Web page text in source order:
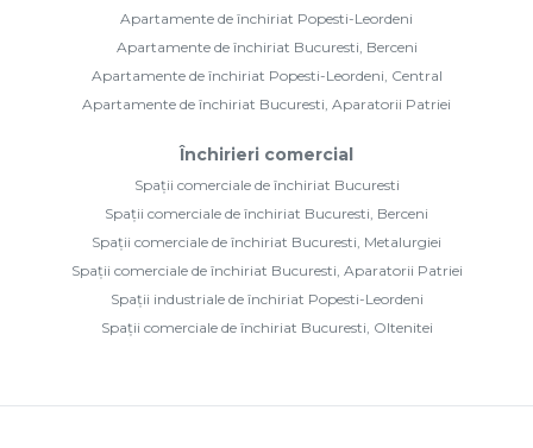
Apartamente de închiriat Popesti-Leordeni
Apartamente de închiriat Bucuresti, Berceni
Apartamente de închiriat Popesti-Leordeni, Central
Apartamente de închiriat Bucuresti, Aparatorii Patriei
Închirieri comercial
Spații comerciale de închiriat Bucuresti
Spații comerciale de închiriat Bucuresti, Berceni
Spații comerciale de închiriat Bucuresti, Metalurgiei
Spații comerciale de închiriat Bucuresti, Aparatorii Patriei
Spații industriale de închiriat Popesti-Leordeni
Spații comerciale de închiriat Bucuresti, Oltenitei